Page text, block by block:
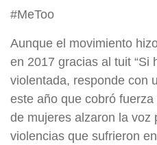
#MeToo
Aunque el movimiento
en 2017 gracias al tuit “Si
violentada, responde con
este año que cobró
de mujeres alzaron la voz
violencias que sufrieron